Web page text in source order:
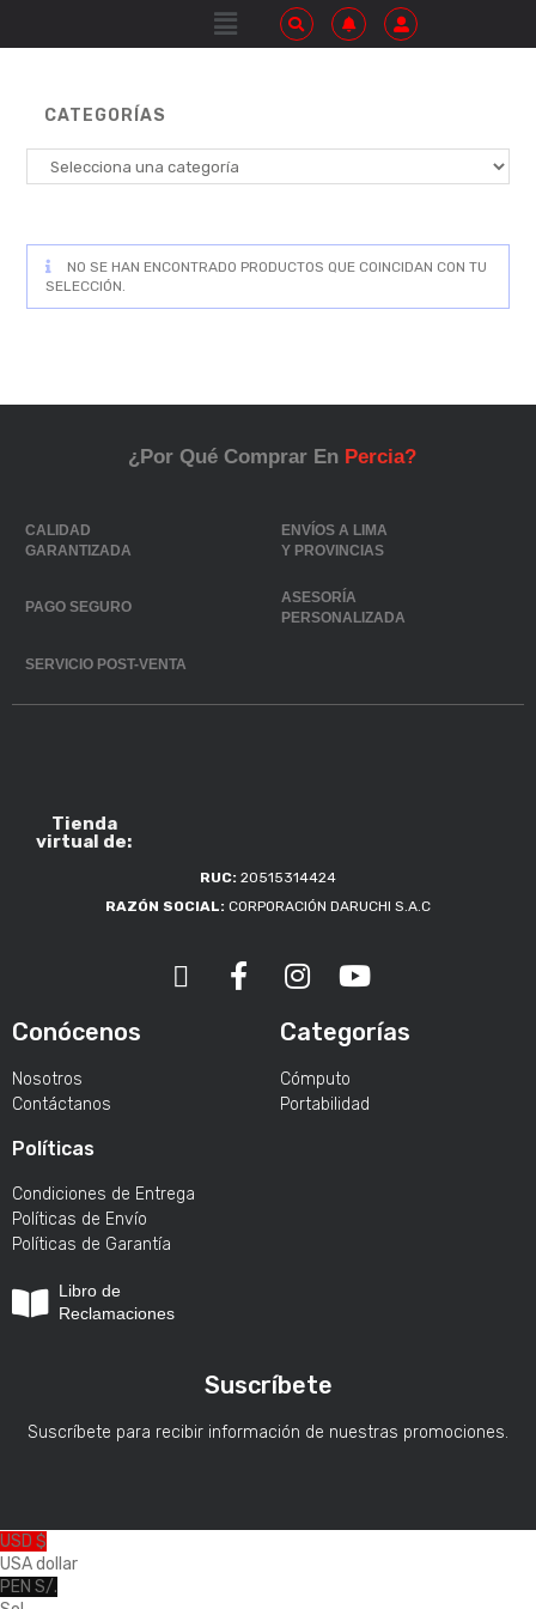
CATEGORÍAS
NO SE HAN ENCONTRADO PRODUCTOS QUE COINCIDAN CON TU
SELECCIÓN.
¿Por Qué Comprar En Percia?
CALIDAD
GARANTIZADA
ENVÍOS A LIMA
Y PROVINCIAS
PAGO SEGURO
ASESORÍA
PERSONALIZADA
SERVICIO POST-VENTA
Tienda
virtual de:
RUC: 20515314424
RAZÓN SOCIAL: CORPORACIÓN DARUCHI S.A.C
Conócenos
Nosotros
Contáctanos
Políticas
Condiciones de Entrega
Políticas de Envío
Políticas de Garantía
Libro de
Reclamaciones
Categorías
Cómputo
Portabilidad
Suscríbete
Suscríbete para recibir información de nuestras promociones.
USD $
USA dollar
PEN S/.